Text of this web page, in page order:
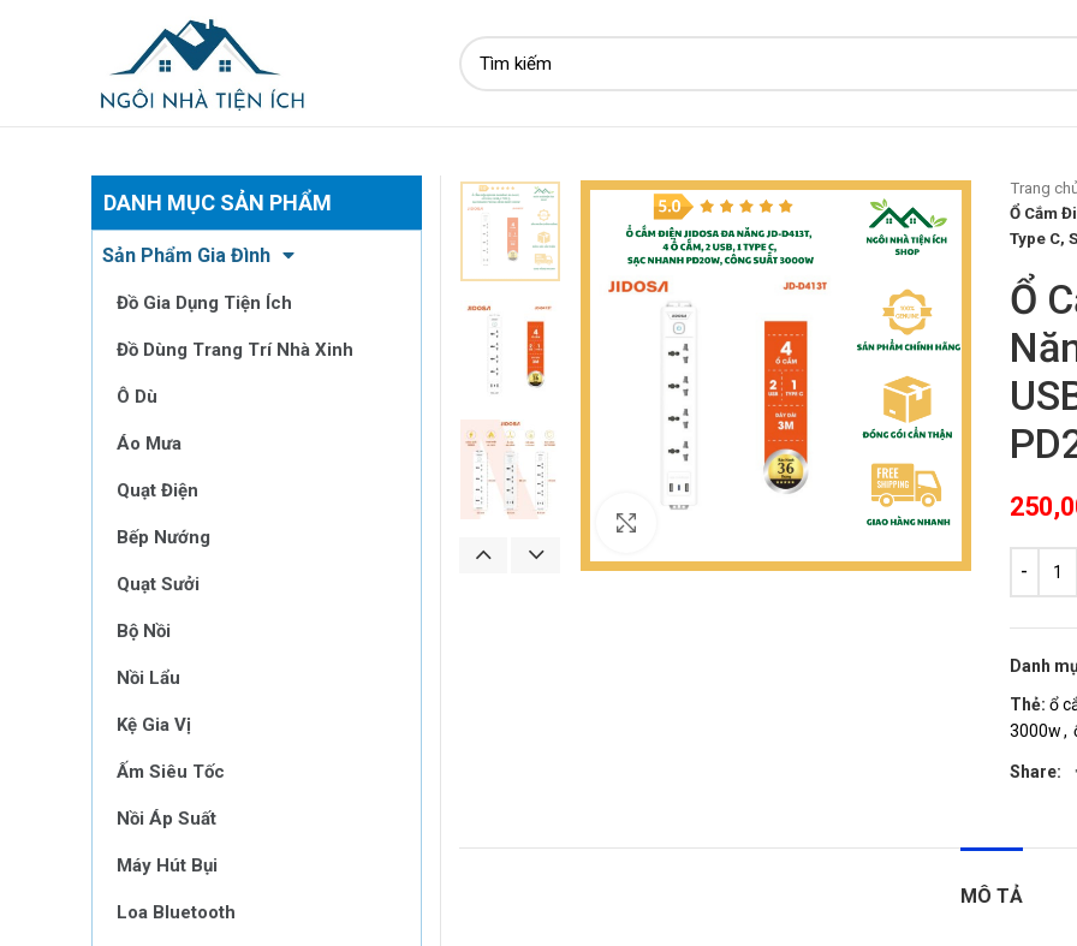
Trang
Ổ Cắm
Type C,
Ổ
Danh
Thẻ: ổ
3000w,
Share:
MÔ TẢ
DANH MỤC SẢN PHẨM
Sản Phẩm Gia Đình
Đồ Gia Dụng Tiện Ích
Đồ Dùng Trang Trí Nhà Xinh
Ô Dù
Áo Mưa
Quạt Điện
Bếp Nướng
Quạt Sưởi
Bộ Nồi
Nồi Lẩu
Kệ Gia Vị
Ấm Siêu Tốc
Nồi Áp Suất
Máy Hút Bụi
Loa Bluetooth